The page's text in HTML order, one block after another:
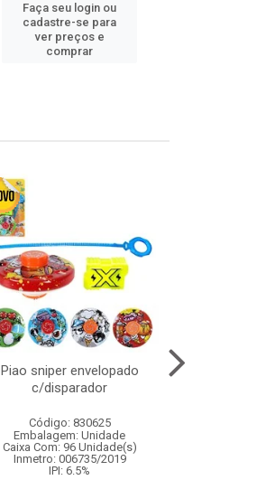
Faça seu login ou
cadastre-se para
ver preços e
comprar
Piao sniper envelopado
c/disparador
Código: 830625
Embalagem: Unidade
Caixa Com: 96 Unidade(s)
Inmetro: 006735/2019
IPI: 6.5%